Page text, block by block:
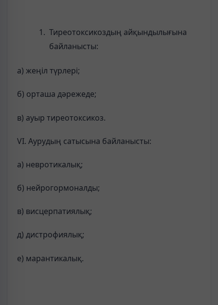
Тиреотоксикоздың айқындылығына
байланысты:
а) жеңіл түрлері;
б) орташа дәрежеде;
в) ауыр тиреотоксикоз.
VІ. Аурудың сатысына байланысты:
а) невротикалық;
б) нейрогормоналды;
в) висцерпатиялық;
д) дистрофиялық;
е) марантикалық.